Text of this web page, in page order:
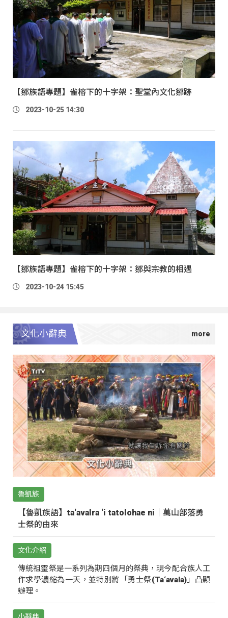
【鄒族語專題】雀榕下的十字架：聖堂內文化鄒跡
2023-10-25 14:30
【鄒族語專題】雀榕下的十字架：鄒與宗教的相遇
2023-10-24 15:45
文化小辭典
魯凱族
【魯凱族語】ta‘avalra ‘i tatolohae ni｜萬山部落勇
士祭的由來
文化介紹
傳統祖靈祭是一系列為期四個月的祭典，現今配合族人工
作求學濃縮為一天，並特別將「勇士祭(Ta‘avala)」凸顯
辦理。
小辭典